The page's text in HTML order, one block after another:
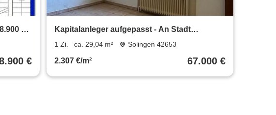
€
€
Kapitalanleger aufgepasst - An Stadt
vermietetes Appartement
1 Zi. ca. 29,04 m² Solingen 42653
2.307 €/m² 67.000 €